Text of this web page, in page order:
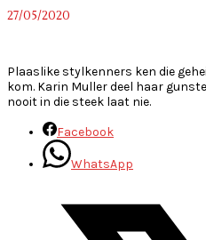
27/05/2020
Plaaslike stylkenners ken die
kom. Karin Muller deel haar
nooit in die steek laat nie.
Facebook
WhatsApp